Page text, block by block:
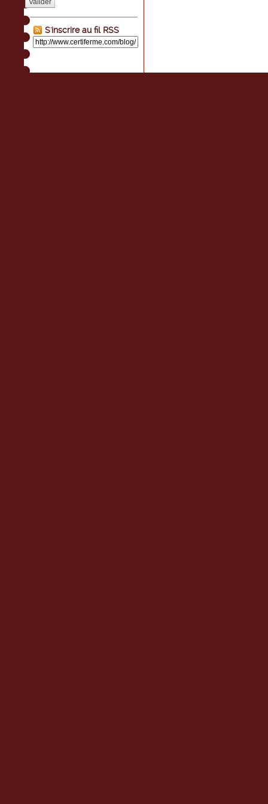
Valider
S'inscrire au fil RSS